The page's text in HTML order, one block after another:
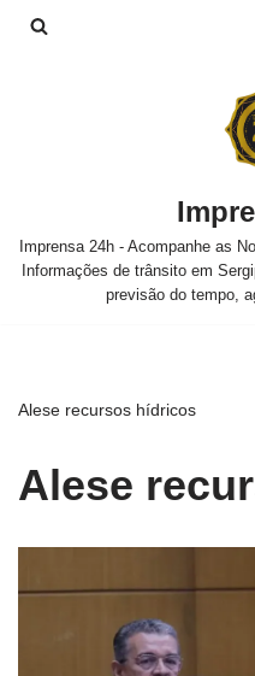
Imprensa 24h - Acompanhe as
Informações de trânsito em
previsão do tempo,
Alese recursos hídricos
Alese